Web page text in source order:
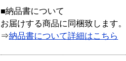
■納品書について
お届けする商品に同梱致します。
⇒納品書について詳細はこちら